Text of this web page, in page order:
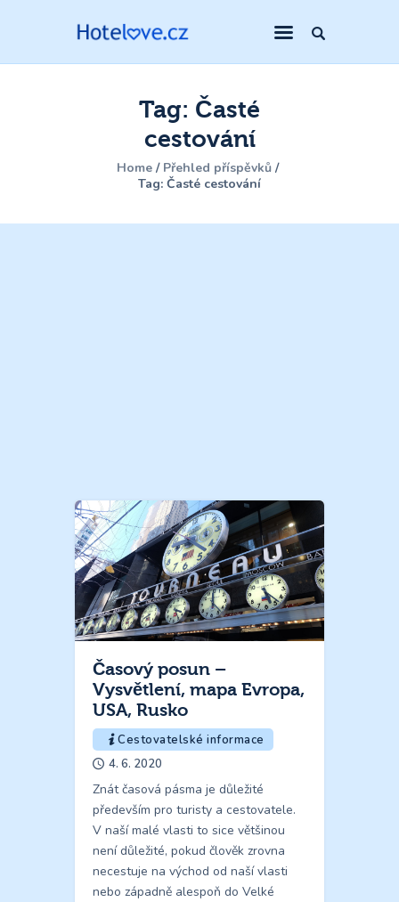
Tag: Časté
cestování
Home
Přehled příspěvků
Tag: Časté cestování
Časový posun –
Vysvětlení, mapa Evropa,
USA, Rusko
Cestovatelské informace
4. 6. 2020
Znát časová pásma je důležité
především pro turisty a cestovatele.
V naší malé vlasti to sice většinou
není důležité, pokud člověk zrovna
necestuje na východ od naší vlasti
nebo západně alespoň do Velké